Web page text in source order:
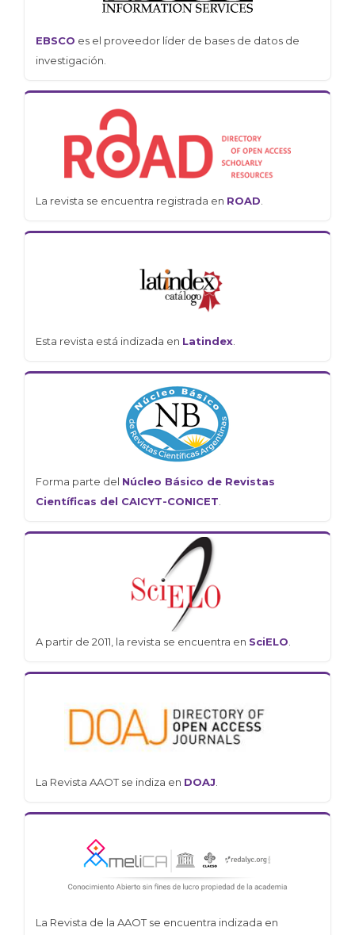
EBSCO es el proveedor líder de bases de datos de
investigación.
La revista se encuentra registrada en ROAD
Esta revista está indizada en Latindex
Forma parte del Núcleo Básico de Revistas
Científicas del CAICYT-CONICET
A partir de 2011, la revista se encuentra en SciELO
La Revista AAOT se indiza en DOAJ
La Revista de la AAOT se encuentra indizada en